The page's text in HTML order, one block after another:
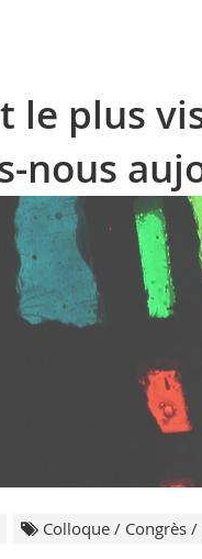
le plus
nous
Colloque / Congrès